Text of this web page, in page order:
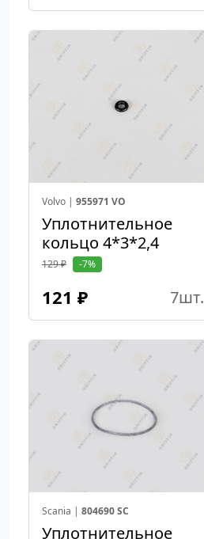
Volvo | 955971 VO
Уплотнительное
кольцо 4*3*2,4
129 ₽ -7%
121 ₽ 7шт.
Scania | 804690 SC
Уплотнительное